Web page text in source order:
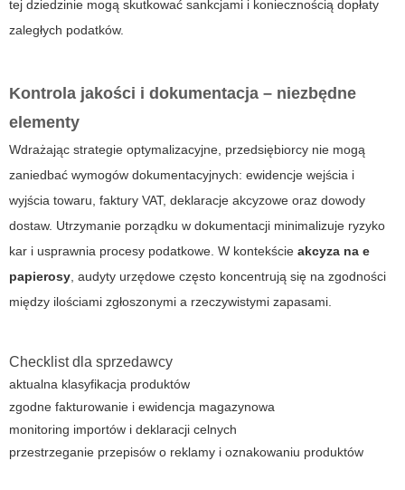
tej dziedzinie mogą skutkować sankcjami i koniecznością dopłaty
zaległych podatków.
Kontrola jakości i dokumentacja – niezbędne
elementy
Wdrażając strategie optymalizacyjne, przedsiębiorcy nie mogą
zaniedbać wymogów dokumentacyjnych: ewidencje wejścia i
wyjścia towaru, faktury VAT, deklaracje akcyzowe oraz dowody
dostaw. Utrzymanie porządku w dokumentacji minimalizuje ryzyko
kar i usprawnia procesy podatkowe. W kontekście akcyza na e
papierosy , audyty urzędowe często koncentrują się na zgodności
między ilościami zgłoszonymi a rzeczywistymi zapasami.
Checklist dla sprzedawcy
aktualna klasyfikacja produktów
zgodne fakturowanie i ewidencja magazynowa
monitoring importów i deklaracji celnych
przestrzeganie przepisów o reklamy i oznakowaniu produktów